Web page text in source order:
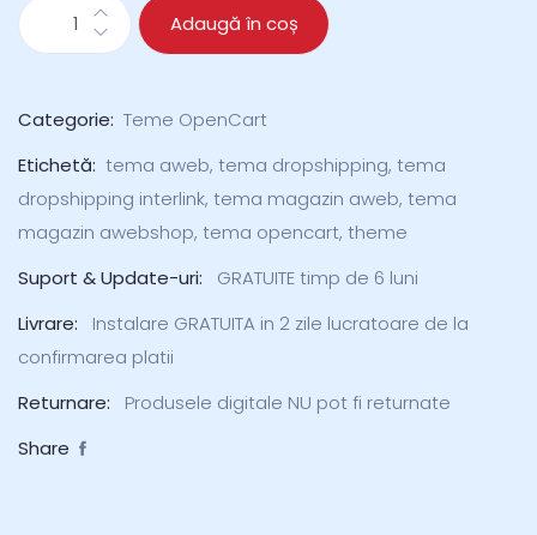
Adaugă în coș
Categorie: Teme OpenCart
Etichetă: tema aweb, tema dropshipping, tema
dropshipping interlink, tema magazin aweb, tema
magazin awebshop, tema opencart, theme
Suport & Update-uri:
GRATUITE timp de 6 luni
Livrare:
Instalare GRATUITA in 2 zile lucratoare de la
confirmarea platii
Returnare:
Produsele digitale NU pot fi returnate
Share